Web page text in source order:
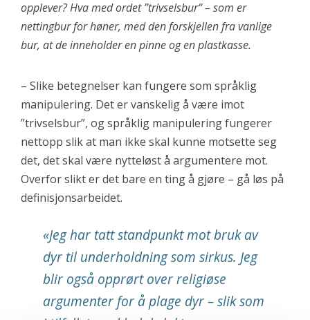
opplever? Hva med ordet ”trivselsbur“ – som er
nettingbur for høner, med den forskjellen fra vanlige
bur, at de inneholder en pinne og en plastkasse.
– Slike betegnelser kan fungere som språklig
manipulering. Det er vanskelig å være imot
”trivselsbur”, og språklig manipulering fungerer
nettopp slik at man ikke skal kunne motsette seg
det, det skal være nytteløst å argumentere mot.
Overfor slikt er det bare en ting å gjøre – gå løs på
definisjonsarbeidet.
«Jeg har tatt standpunkt mot bruk av
dyr til underholdning som sirkus. Jeg
blir også opprørt over religiøse
argumenter for å plage dyr – slik som